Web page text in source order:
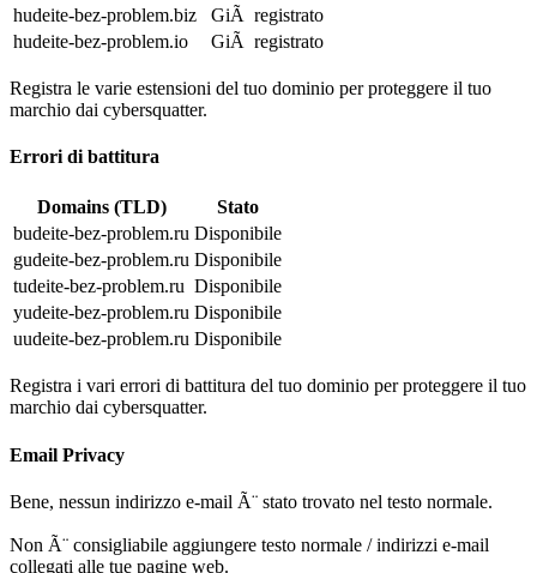
hudeite-bez-problem.biz
GiÃ registrato
hudeite-bez-problem.io
GiÃ registrato
Registra le varie estensioni del tuo dominio per proteggere il tuo
marchio dai cybersquatter.
Errori di battitura
Domains (TLD)
Stato
budeite-bez-problem.ru Disponibile
gudeite-bez-problem.ru Disponibile
tudeite-bez-problem.ru Disponibile
yudeite-bez-problem.ru Disponibile
uudeite-bez-problem.ru Disponibile
Registra i vari errori di battitura del tuo dominio per proteggere il tuo
marchio dai cybersquatter.
Email Privacy
Bene, nessun indirizzo e-mail Ã¨ stato trovato nel testo normale.
Non Ã¨ consigliabile aggiungere testo normale / indirizzi e-mail
collegati alle tue pagine web.